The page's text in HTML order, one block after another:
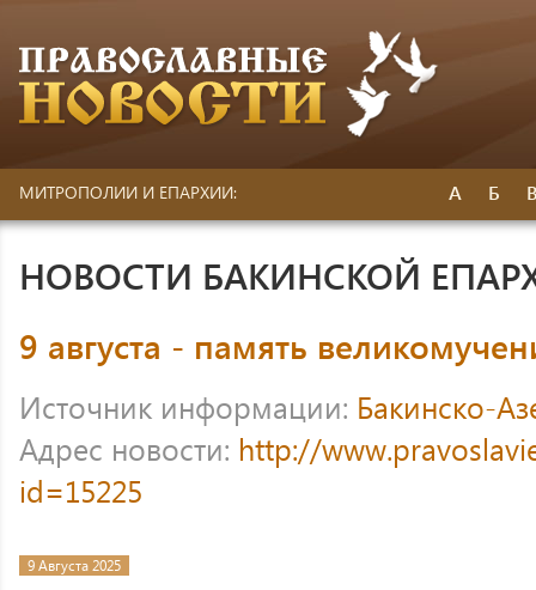
МИТРОПОЛИИ И ЕПАРХИИ: А Б
НОВОСТИ БАКИНСКОЙ
9 августа - память
Источник информации: Бакинско-
Адрес новости: http://
id=15225
9 Августа 2025